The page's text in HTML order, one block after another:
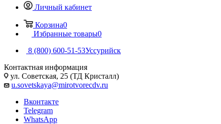
Личный кабинет
Корзина0
Избранные товары0
8 (800) 600-51-53Уссурийск
Контактная информация
ул. Советская, 25 (ТД Кристалл)
u.sovetskaya@mirotvorecdv.ru
Вконтакте
Telegram
WhatsApp